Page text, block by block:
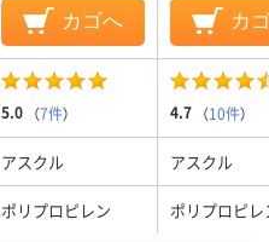
カゴへ カ
5.0 （7件） 4.7 （10件）
アスクル アスクル
ポリプロピレン ポリプロピレ